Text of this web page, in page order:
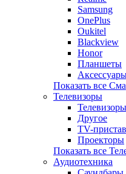
Samsung
OnePlus
Oukitel
Blackview
Honor
Планшеты
Показать все
Телевизоры
Другое
TV-
Проекторы
Показать все
Аудиотехника